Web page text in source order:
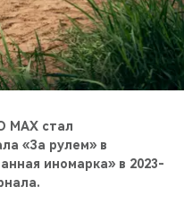
MAX стал
«За рулем» в
иномарка» в 2023-